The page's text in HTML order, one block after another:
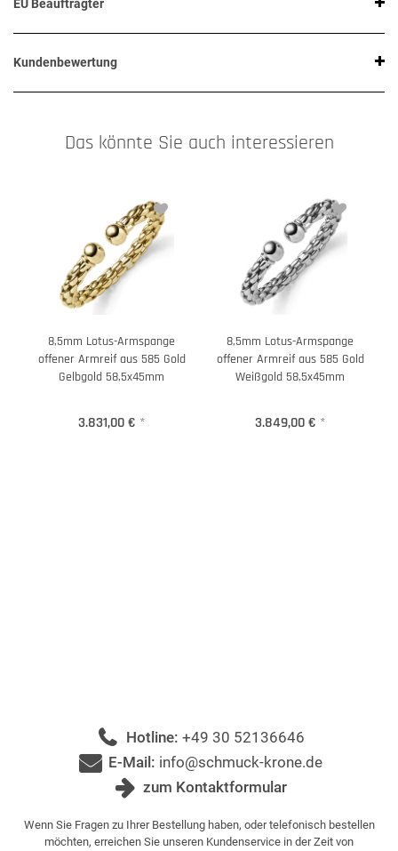
EU Beauftragter
Kundenbewertung
Das könnte Sie auch interessieren
8,5mm Lotus-Armspange
offener Armreif aus 585 Gold
Gelbgold 58,5x45mm
3.831,00 € *
8,5mm Lotus-Armspange
offener Armreif aus 585 Gold
Weißgold 58,5x45mm
3.849,00 € *
Hotline: +49 30 52136646
E-Mail: info@schmuck-krone.de
zum Kontaktformular
Wenn Sie Fragen zu Ihrer Bestellung haben, oder telefonisch bestellen
möchten, erreichen Sie unseren Kundenservice in der Zeit von